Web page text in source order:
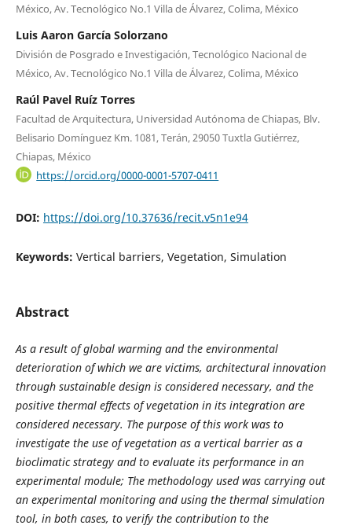
México, Av. Tecnológico No.1 Villa de Álvarez, Colima, México
Luis Aaron García Solorzano
División de Posgrado e Investigación, Tecnológico Nacional de
México, Av. Tecnológico No.1 Villa de Álvarez, Colima, México
Raúl Pavel Ruíz Torres
Facultad de Arquitectura, Universidad Autónoma de Chiapas, Blv.
Belisario Domínguez Km. 1081, Terán, 29050 Tuxtla Gutiérrez,
Chiapas, México
https://orcid.org/0000-0001-5707-0411
DOI: https://doi.org/10.37636/recit.v5n1e94
Keywords: Vertical barriers, Vegetation, Simulation
Abstract
As a result of global warming and the environmental
deterioration of which we are victims, architectural innovation
through sustainable design is considered necessary, and the
positive thermal effects of vegetation in its integration are
considered necessary. The purpose of this work was to
investigate the use of vegetation as a vertical barrier as a
bioclimatic strategy and to evaluate its performance in an
experimental module; The methodology used was carrying out
an experimental monitoring and using the thermal simulation
tool, in both cases, to verify the contribution to the